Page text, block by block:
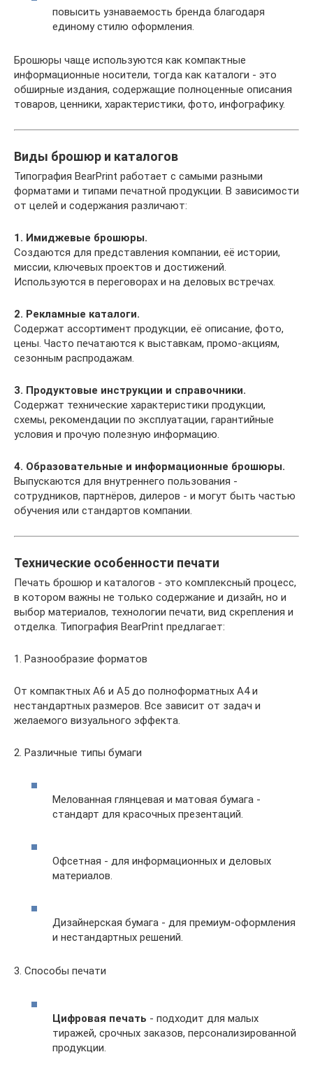
повысить узнаваемость бренда благодаря
единому стилю оформления.
Брошюры чаще используются как компактные
информационные носители, тогда как каталоги - это
обширные издания, содержащие полноценные описания
товаров, ценники, характеристики, фото, инфографику.
Виды брошюр и каталогов
Типография BearPrint работает с самыми разными
форматами и типами печатной продукции. В зависимости
от целей и содержания различают:
1. Имиджевые брошюры.
Создаются для представления компании, её истории,
миссии, ключевых проектов и достижений.
Используются в переговорах и на деловых встречах.
2. Рекламные каталоги.
Содержат ассортимент продукции, её описание, фото,
цены. Часто печатаются к выставкам, промо-акциям,
сезонным распродажам.
3. Продуктовые инструкции и справочники.
Содержат технические характеристики продукции,
схемы, рекомендации по эксплуатации, гарантийные
условия и прочую полезную информацию.
4. Образовательные и информационные брошюры.
Выпускаются для внутреннего пользования -
сотрудников, партнёров, дилеров - и могут быть частью
обучения или стандартов компании.
Технические особенности печати
Печать брошюр и каталогов - это комплексный процесс,
в котором важны не только содержание и дизайн, но и
выбор материалов, технологии печати, вид скрепления и
отделка. Типография BearPrint предлагает:
1. Разнообразие форматов
От компактных А6 и А5 до полноформатных А4 и
нестандартных размеров. Все зависит от задач и
желаемого визуального эффекта.
2. Различные типы бумаги
Мелованная глянцевая и матовая бумага -
стандарт для красочных презентаций.
Офсетная - для информационных и деловых
материалов.
Дизайнерская бумага - для премиум-оформления
и нестандартных решений.
3. Способы печати
Цифровая печать - подходит для малых
тиражей, срочных заказов, персонализированной
продукции.